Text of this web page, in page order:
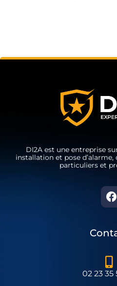
DI2A est une entreprise
installation et pose
particuliers et
02 23 35